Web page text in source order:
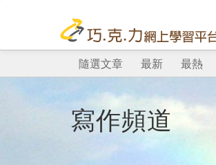
隨選文章 最新 最熱
寫作頻道